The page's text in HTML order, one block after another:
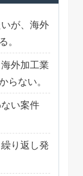
が、海外
。
外加工業
らない。
い案件
り返し発